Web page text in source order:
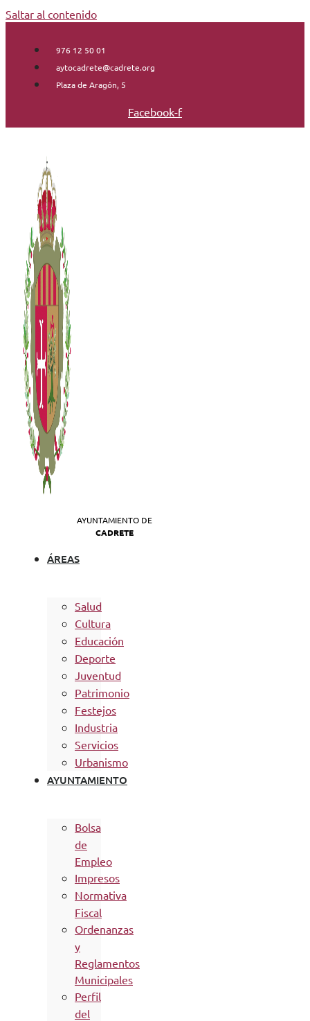
Saltar al contenido
976 12 50 01
aytocadrete@cadrete.org
Plaza de Aragón, 5
Facebook-f
AYUNTAMIENTO DE
CADRETE
ÁREAS
Salud
Cultura
Educación
Deporte
Juventud
Patrimonio
Festejos
Industria
Servicios
Urbanismo
AYUNTAMIENTO
Bolsa
de
Empleo
Impresos
Normativa
Fiscal
Ordenanzas
y
Reglamentos
Municipales
Perfil
del